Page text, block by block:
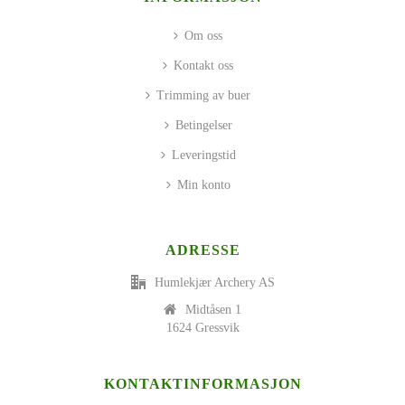
Om oss
Kontakt oss
Trimming av buer
Betingelser
Leveringstid
Min konto
ADRESSE
Humlekjær Archery AS
Midtåsen 1
1624 Gressvik
KONTAKTINFORMASJON